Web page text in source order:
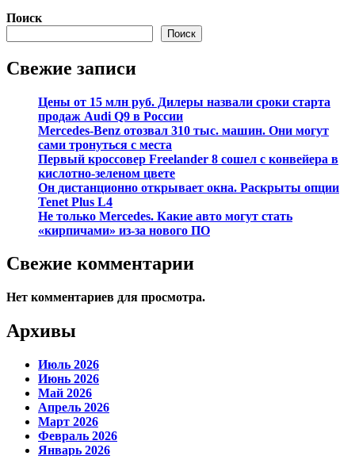
Поиск
Поиск
Свежие записи
Цены от 15 млн руб. Дилеры назвали сроки старта
продаж Audi Q9 в России
Mercedes-Benz отозвал 310 тыс. машин. Они могут
сами тронуться с места
Первый кроссовер Freelander 8 сошел с конвейера в
кислотно-зеленом цвете
Он дистанционно открывает окна. Раскрыты опции
Tenet Plus L4
Не только Mercedes. Какие авто могут стать
«кирпичами» из-за нового ПО
Свежие комментарии
Нет комментариев для просмотра.
Архивы
Июль 2026
Июнь 2026
Май 2026
Апрель 2026
Март 2026
Февраль 2026
Январь 2026